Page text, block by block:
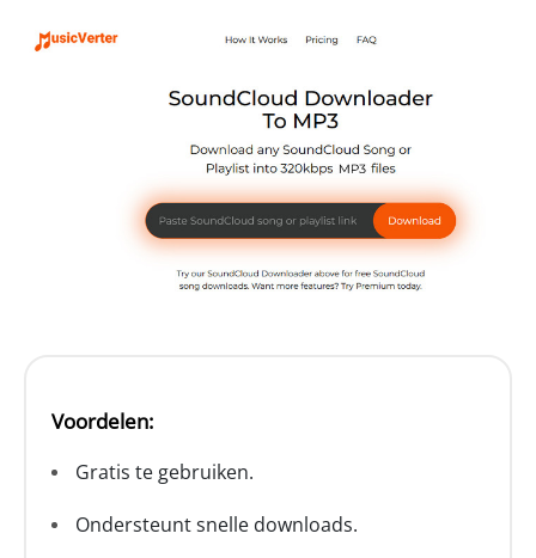
Voordelen:
Gratis te gebruiken.
Ondersteunt snelle downloads.